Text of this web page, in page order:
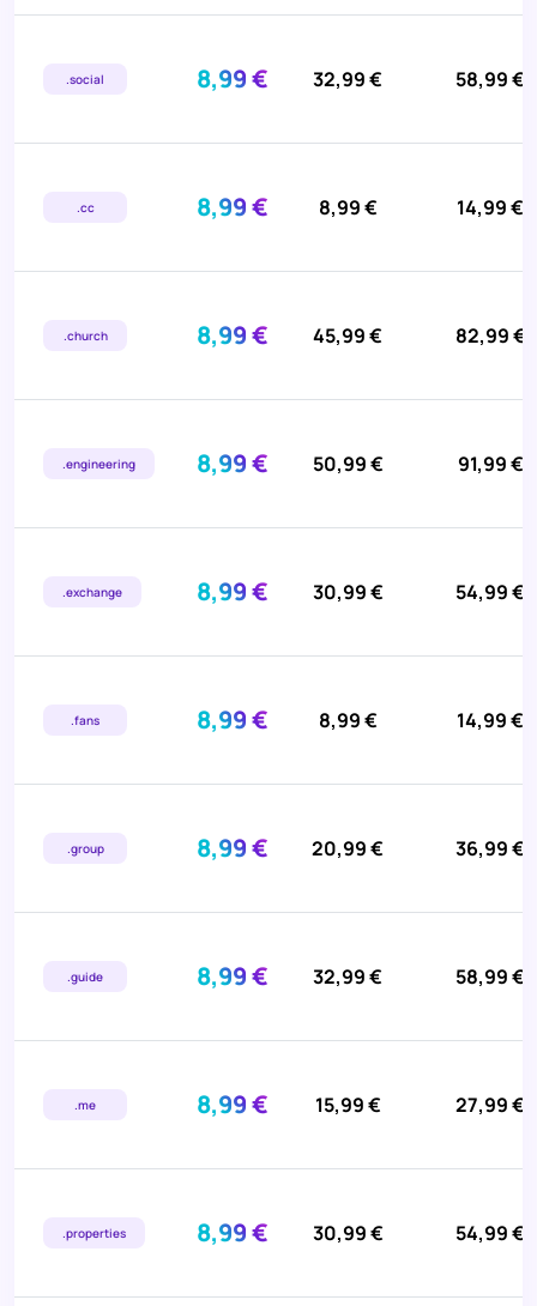
.social 8,99 € 32,99 € 58,99 €
.cc 8,99 € 8,99 € 14,99 €
.church 8,99 € 45,99 € 82,99 €
.engineering 8,99 € 50,99 € 91,99 €
.exchange 8,99 € 30,99 € 54,99 €
.fans 8,99 € 8,99 € 14,99 €
.group 8,99 € 20,99 € 36,99 €
.guide 8,99 € 32,99 € 58,99 €
.me 8,99 € 15,99 € 27,99 €
.properties 8,99 € 30,99 € 54,99 €